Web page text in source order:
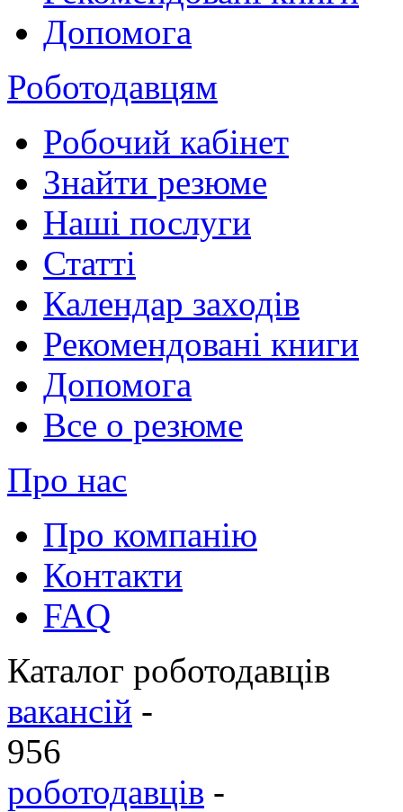
Допомога
Роботодавцям
Робочий кабінет
Знайти резюме
Наші послуги
Статті
Календар заходів
Рекомендовані книги
Допомога
Все о резюме
Про нас
Про компанію
Контакти
FAQ
Каталог роботодавців
вакансій -
956
роботодавців -